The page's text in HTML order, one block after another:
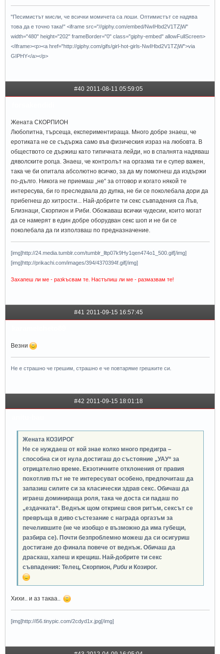
"Песимистът мисли, че всички момичета са лоши. Оптимистът се надява
това да е точно така!" <iframe src="//giphy.com/embed/NwIHbd2V1TZjW"
width="480" height="202" frameBorder="0" class="giphy-embed" allowFullScreen>
</iframe><p><a href="http://giphy.com/gifs/girl-hot-girls-NwIHbd2V1TZjW">via
GIPHY</a></p>
#40 2011-08-11 05:59:05
Жената СКОРПИОН
Любопитна, търсеща, експериментираща. Много добре знаеш, че
еротиката не се съдържа само във физическия израз на любовта. В
обществото се държиш като типичната лейди, но в спалнята надяваш
дяволските рогца. Знаеш, че контролът на оргазма ти е супер важен,
така че би опитала абсолютно всичко, за да му помогнеш да издържи
по-дълго. Никога не приемаш „не“ за отговор и когато някой те
интересува, би го преследвала до дупка, не би се поколебала дори да
прибегнеш до хитрости... Най-добрите ти секс съвпадения са Лъв,
Близнаци, Скорпион и Риби. Обожаваш всички чудесии, които могат
да се намерят в един добре оборудван секс шоп и не би се
поколебала да ги използваш по предназначение.
[img]http://24.media.tumblr.com/tumblr_lltp07k9Hy1qen474o1_500.gif[/img]
[img]http://prikachi.com/images/394/4370394f.gif[/img]
Захапеш ли ме - разkъсвам те. Настъпиш ли ме - размазвам те!
#41 2011-09-15 16:57:45
Везни
Не е страшно че грешим, страшно е че повтаряме грешките си.
#42 2011-09-15 18:01:18
Жената КОЗИРОГ
Не се нуждаеш от кой знае колко много предигра –
способна си от нула достигаш до състояние „УАУ“ за
отрицателно време. Екзотичните отклонения от правия
похотлив път не те интересуват особено, предпочиташ да
запазиш силите си за класически здрав секс. Обичаш да
играеш доминираща роля, така че доста си падаш по
„ездачката“. Веднъж щом откриеш своя ритъм, сексът се
превръща в диво състезание с награда оргазъм за
печелившите (не че изобщо е възможно да има губещи,
разбира се). Почти безпроблемно можеш да си осигуриш
достигане до финала повече от веднъж. Обичаш да
драскаш, хапеш и крещиш. Най-добрите ти секс
съвпадения: Телец, Скорпион, Риби и Козирог.
Хихи.. и аз такаа..
[img]http://i56.tinypic.com/2cdyd1x.jpg[/img]